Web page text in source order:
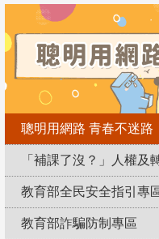
聰明用網路 青春不迷路
「補課了沒？」人權及
教育部全民安全指引專
教育部詐騙防制專區